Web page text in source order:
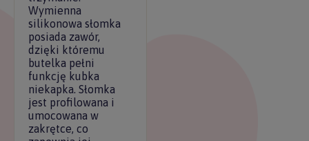
Wymienna
silikonowa słomka
posiada zawór,
dzięki któremu
butelka pełni
funkcję kubka
niekapka. Słomka
jest profilowana i
umocowana w
zakrętce, co